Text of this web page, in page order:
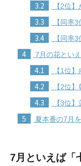
3.2 【2位】
3.3 【同率
3.4 【同率
4 7月の花とい
4.1 【1位
4.2 【2位
4.3 【3位
5 夏本番の7月
7月といえば「